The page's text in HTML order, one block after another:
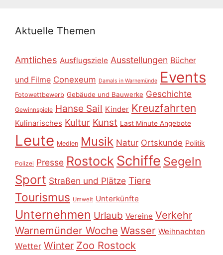
Aktuelle Themen
Amtliches Ausflugsziele Ausstellungen Bücher
und Filme Conexeum Damals in Warnemünde Events
Fotowettbewerb Gebäude und Bauwerke Geschichte
Gewinnspiele Hanse Sail Kinder Kreuzfahrten
Kulinarisches Kultur Kunst Last Minute Angebote
Leute Medien Musik Natur Ortskunde Politik
Polizei Presse Rostock Schiffe Segeln
Sport Straßen und Plätze Tiere
Tourismus Umwelt Unterkünfte
Unternehmen Urlaub Vereine Verkehr
Warnemünder Woche Wasser Weihnachten
Wetter Winter Zoo Rostock